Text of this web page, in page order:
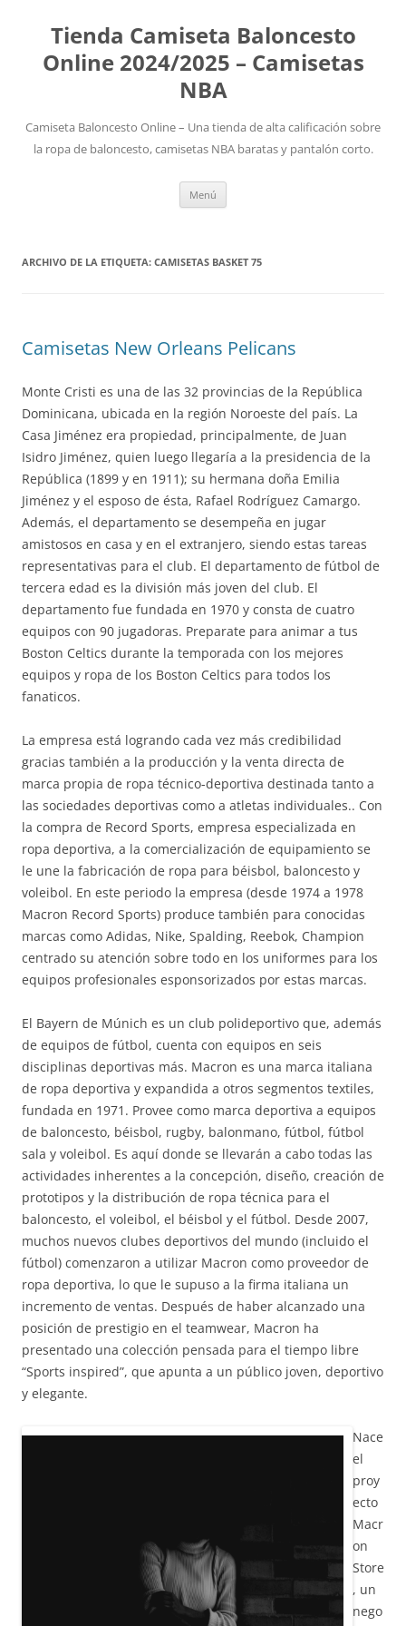
Tienda Camiseta Baloncesto
Online 2024/2025 – Camisetas
NBA
Camiseta Baloncesto Online – Una tienda de alta calificación sobre
la ropa de baloncesto, camisetas NBA baratas y pantalón corto.
Menú
ARCHIVO DE LA ETIQUETA: CAMISETAS BASKET 75
Camisetas New Orleans Pelicans
Monte Cristi es una de las 32 provincias de la República
Dominicana, ubicada en la región Noroeste del país. La
Casa Jiménez era propiedad, principalmente, de Juan
Isidro Jiménez, quien luego llegaría a la presidencia de la
República (1899 y en 1911); su hermana doña Emilia
Jiménez y el esposo de ésta, Rafael Rodríguez Camargo.
Además, el departamento se desempeña en jugar
amistosos en casa y en el extranjero, siendo estas tareas
representativas para el club. El departamento de fútbol de
tercera edad es la división más joven del club. El
departamento fue fundada en 1970 y consta de cuatro
equipos con 90 jugadoras. Preparate para animar a tus
Boston Celtics durante la temporada con los mejores
equipos y ropa de los Boston Celtics para todos los
fanaticos.
La empresa está logrando cada vez más credibilidad
gracias también a la producción y la venta directa de
marca propia de ropa técnico-deportiva destinada tanto a
las sociedades deportivas como a atletas individuales.. Con
la compra de Record Sports, empresa especializada en
ropa deportiva, a la comercialización de equipamiento se
le une la fabricación de ropa para béisbol, baloncesto y
voleibol. En este periodo la empresa (desde 1974 a 1978
Macron Record Sports) produce también para conocidas
marcas como Adidas, Nike, Spalding, Reebok, Champion
centrado su atención sobre todo en los uniformes para los
equipos profesionales esponsorizados por estas marcas.
El Bayern de Múnich es un club polideportivo que, además
de equipos de fútbol, cuenta con equipos en seis
disciplinas deportivas más. Macron es una marca italiana
de ropa deportiva y expandida a otros segmentos textiles,
fundada en 1971. Provee como marca deportiva a equipos
de baloncesto, béisbol, rugby, balonmano, fútbol, fútbol
sala y voleibol. Es aquí donde se llevarán a cabo todas las
actividades inherentes a la concepción, diseño, creación de
prototipos y la distribución de ropa técnica para el
baloncesto, el voleibol, el béisbol y el fútbol. Desde 2007,
muchos nuevos clubes deportivos del mundo (incluido el
fútbol) comenzaron a utilizar Macron como proveedor de
ropa deportiva, lo que le supuso a la firma italiana un
incremento de ventas. Después de haber alcanzado una
posición de prestigio en el teamwear, Macron ha
presentado una colección pensada para el tiempo libre
“Sports inspired”, que apunta a un público joven, deportivo
y elegante.
Nace
el
proy
ecto
Macr
on
Store
, un
nego